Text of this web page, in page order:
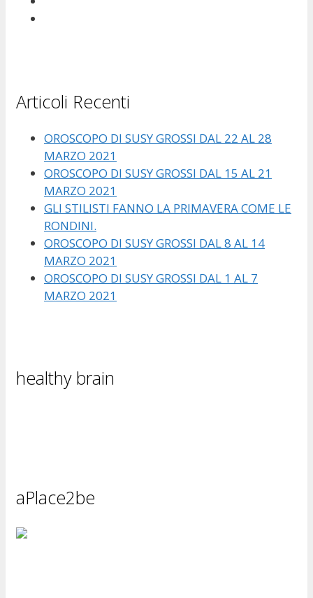
Articoli Recenti
OROSCOPO DI SUSY GROSSI DAL 22 AL 28
MARZO 2021
OROSCOPO DI SUSY GROSSI DAL 15 AL 21
MARZO 2021
GLI STILISTI FANNO LA PRIMAVERA COME LE
RONDINI.
OROSCOPO DI SUSY GROSSI DAL 8 AL 14
MARZO 2021
OROSCOPO DI SUSY GROSSI DAL 1 AL 7
MARZO 2021
healthy brain
aPlace2be